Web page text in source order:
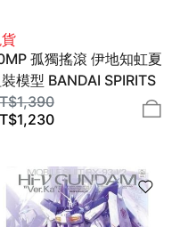
孤獨搖滾 伊地知虹夏
模型 BANDAI SPIRITS
1,390
1,230